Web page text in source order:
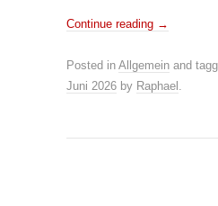
Continue reading →
Posted in Allgemein and
Juni 2026 by Raphael .